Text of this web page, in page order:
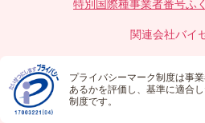
特別国際種事業者番号ふ
関連会社バイ
プライバシーマーク制度は事
あるかを評価し、基準に適合
制度です。